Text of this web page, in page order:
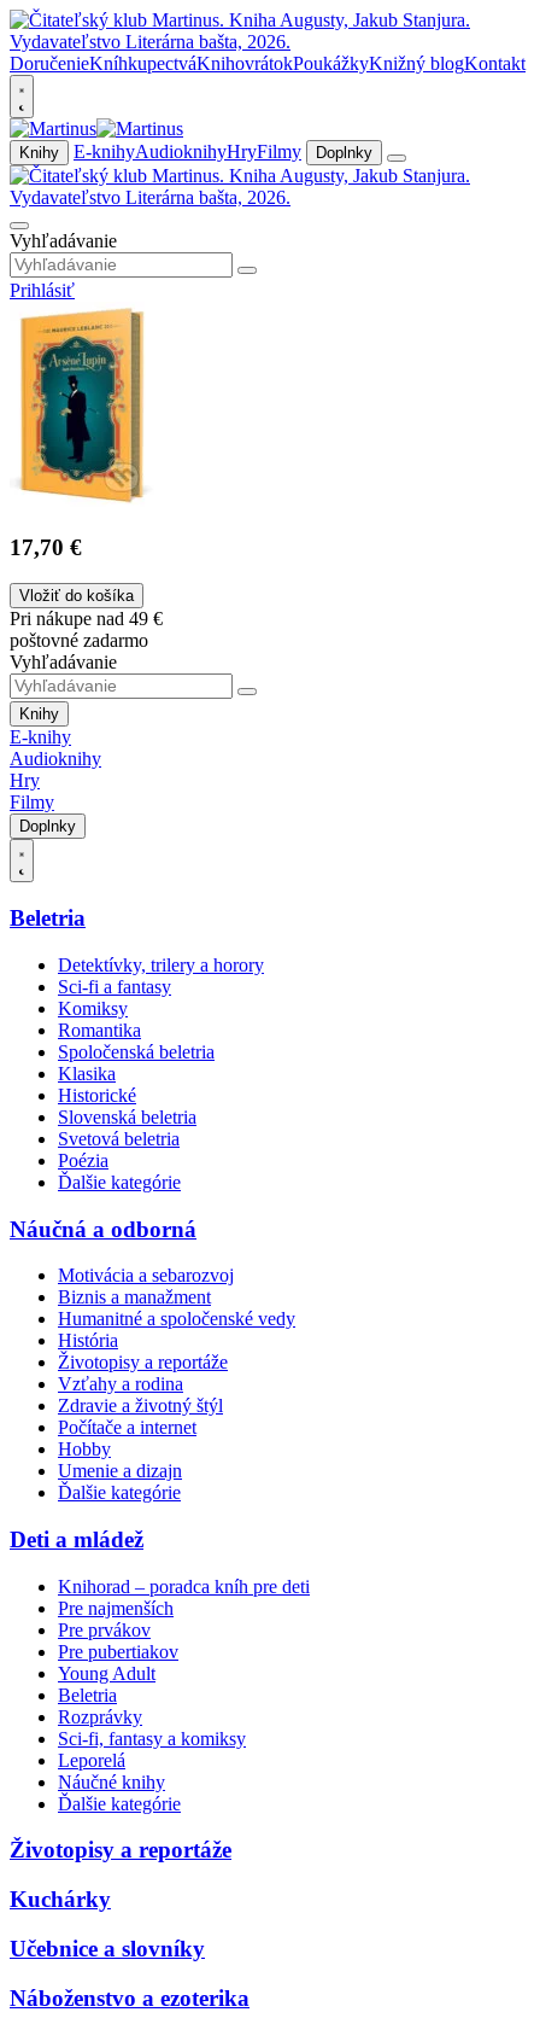
DoručenieKníhkupectváKnihovrátokPoukážkyKnižný blogKontakt
Knihy E-knihyAudioknihyHryFilmy Doplnky
Vyhľadávanie
Prihlásiť
17,70 €
Vložiť do košíka
Pri nákupe nad 49 €
poštovné zadarmo
Vyhľadávanie
Knihy
E-knihy
Audioknihy
Hry
Filmy
Doplnky
Beletria
Detektívky, trilery a horory
Sci-fi a fantasy
Komiksy
Romantika
Spoločenská beletria
Klasika
Historické
Slovenská beletria
Svetová beletria
Poézia
Ďalšie kategórie
Náučná a odborná
Motivácia a sebarozvoj
Biznis a manažment
Humanitné a spoločenské vedy
História
Životopisy a reportáže
Vzťahy a rodina
Zdravie a životný štýl
Počítače a internet
Hobby
Umenie a dizajn
Ďalšie kategórie
Deti a mládež
Knihorad – poradca kníh pre deti
Pre najmenších
Pre prvákov
Pre pubertiakov
Young Adult
Beletria
Rozprávky
Sci-fi, fantasy a komiksy
Leporelá
Náučné knihy
Ďalšie kategórie
Životopisy a reportáže
Kuchárky
Učebnice a slovníky
Náboženstvo a ezoterika